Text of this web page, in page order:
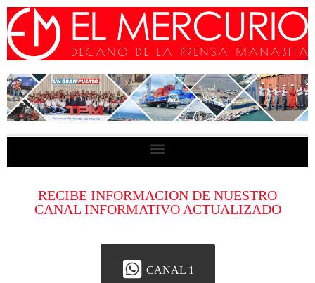
RECIBE INFORMACION DE NUESTRO
CANAL INFORMATIVO ACTUALIZADO
CANAL 1